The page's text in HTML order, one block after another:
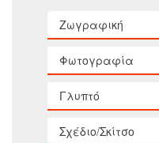
Ζωγραφική
Φωτογραφία
Γλυπτό
Σχέδιο/Σκίτσο